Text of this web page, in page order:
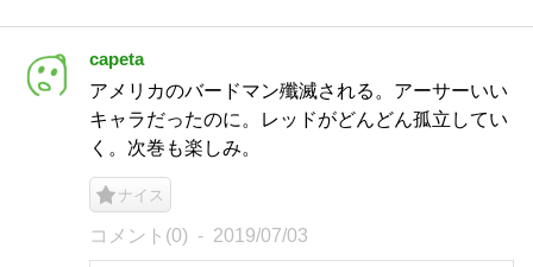
capeta
アメリカのバードマン殲滅される。アーサーいい
キャラだったのに。レッドがどんどん孤立してい
く。次巻も楽しみ。
ナイス
コメント(0) 2019/07/03